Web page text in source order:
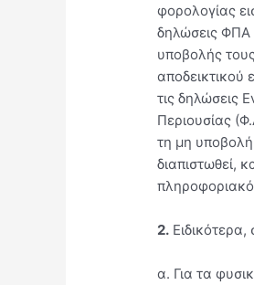
φορολογίας
δηλώσεις ΦΠΑ
υποβολής
τις δηλώσεις
Περιουσίας
τη μη
διαπιστωθεί,
2.
α. Για τα